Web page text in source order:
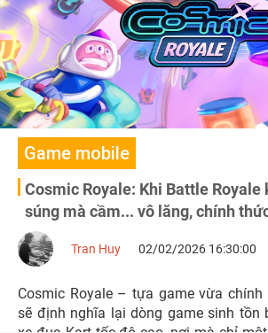
Game mobile
Cosmic Royale: Khi Battle Royale
súng mà cầm... vô lăng, chính
Tran Huy 02/02/2026 16:30:00
Cosmic Royale – tựa game vừa chính
sẽ định nghĩa lại dòng game sinh tồn